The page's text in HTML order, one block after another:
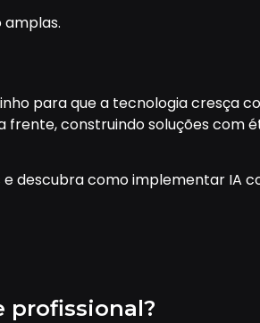
para que a tecnologia cresça
frente, construindo soluções com
e descubra como implementar IA
profissional?